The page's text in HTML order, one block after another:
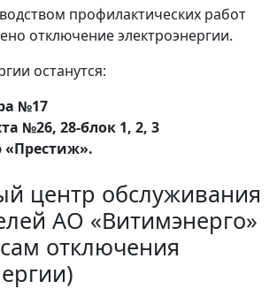
профилактических работ
отключение электроэнергии.
останутся:
№17
№26, 28-блок 1, 2, 3
«Престиж».
центр обслуживания
АО «Витимэнерго»
отключения